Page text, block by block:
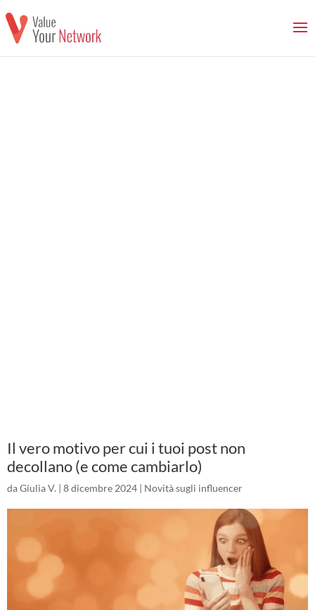
Il vero motivo per cui i tuoi post non
decollano (e come cambiarlo)
daGiulia V. | 8 dicembre 2024 | Novità sugli influencer